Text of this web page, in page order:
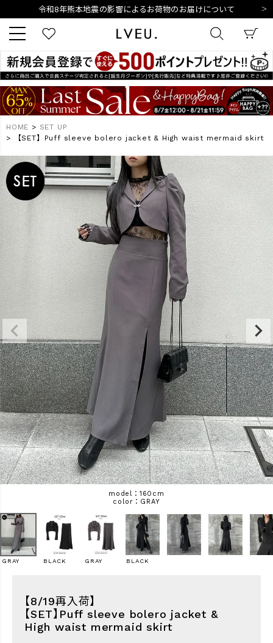
10,000円以上ご購入で送料無料
夏季休業日のご案内
10,000円以上ご購入で送料無料
新規会員登録でもれなく500ポイントプレゼント
夏季休業日のご案内
令和8年熊本地震の影響によるお荷物のお届けについて
キーワード
販売タイプ
新着 SALE
商品タイプ
ORIGINAL HIT ITEM
カラー
価格（税込）
〜
在庫なし商品
表示する 表示しない
HOME
SET UP
【SET】Puff sleeve bolero jacket & High waist mermaid skirt
model：160cm
GRAY
GRAY BLACK GRAY BLACK
【8/19再入荷】
【SET】Puff sleeve bolero jacket &
High waist mermaid skirt